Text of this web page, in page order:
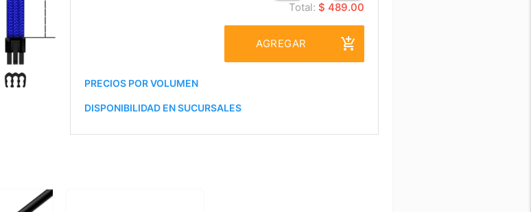
Total:$ 489.00
AGREGAR add_shopping_cart
PRECIOS POR VOLUMEN
DISPONIBILIDAD EN SUCURSALES